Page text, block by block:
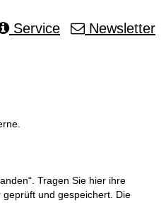
Service Newsletter
Tragen Sie hier ihre
und gespeichert. Die